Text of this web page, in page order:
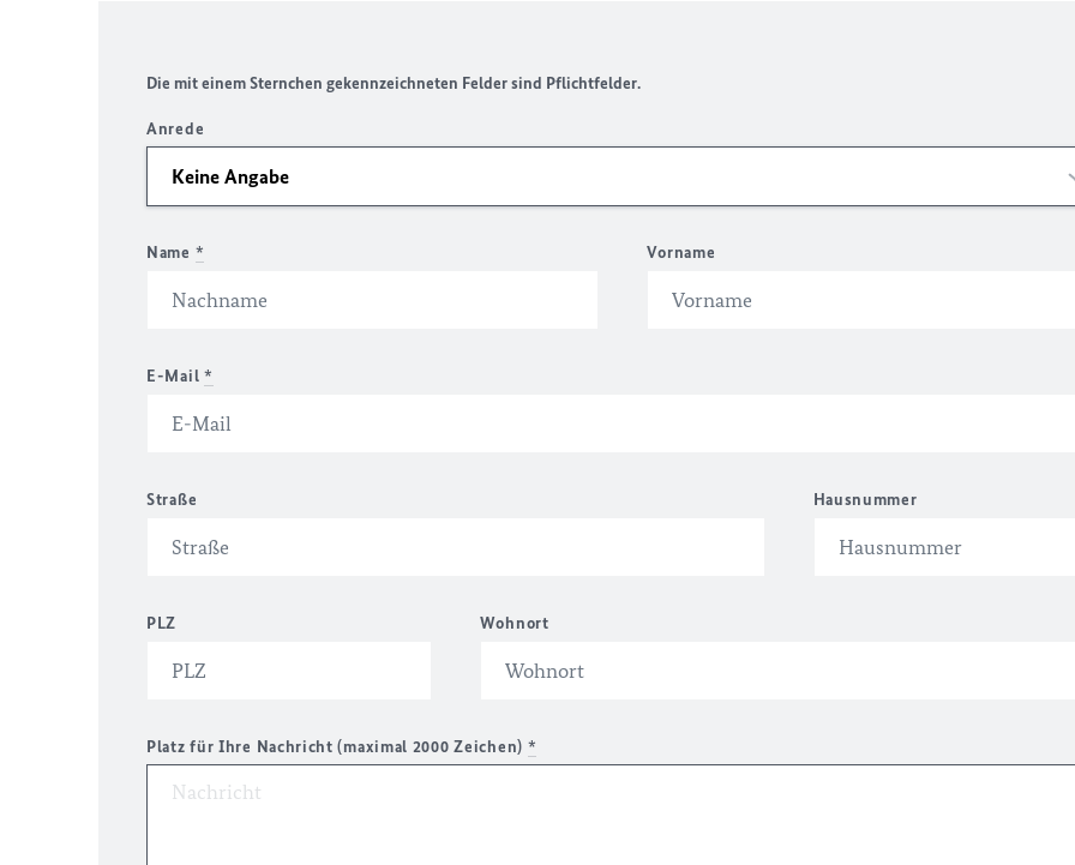
Die mit einem Sternchen gekennzeichneten Felder sind Pflichtfelder.
Anrede
Name * Vorname
E-Mail *
Straße Hausnummer
PLZ Wohnort
Platz für Ihre Nachricht (maximal 2000 Zeichen) *